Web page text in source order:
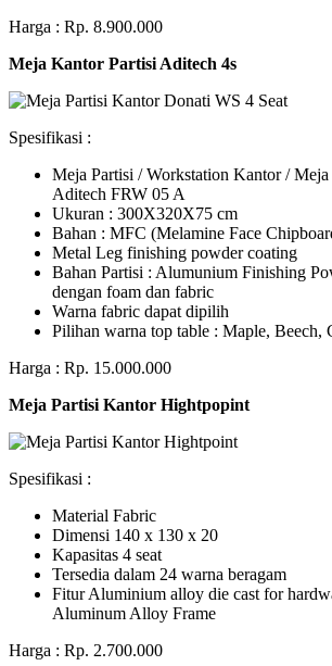
Harga : Rp. 8.900.000
Meja Kantor Partisi Aditech 4s
Spesifikasi :
Meja Partisi / Workstation Kantor /
Aditech FRW 05 A
Ukuran : 300X320X75 cm
Bahan : MFC (Melamine Face
Metal Leg finishing powder coating
Bahan Partisi : Alumunium Finishing
dengan foam dan fabric
Warna fabric dapat dipilih
Pilihan warna top table : Maple, Beech,
Harga : Rp. 15.000.000
Meja Partisi Kantor Hightpopint
Spesifikasi :
Material Fabric
Dimensi 140 x 130 x 20
Kapasitas 4 seat
Tersedia dalam 24 warna beragam
Fitur Aluminium alloy die cast for
Aluminum Alloy Frame
Harga : Rp. 2.700.000